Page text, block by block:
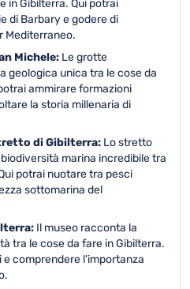
in Gibilterra. Qui potrai
di Barbary e godere di
Mediterraneo.
Michele: Le grotte
geologica unica tra le cose da
ammirare formazioni
la storia millenaria di
di Gibilterra: Lo stretto
marina incredibile tra
potrai nuotare tra pesci
sottomarina del
Il museo racconta la
tra le cose da fare in Gibilterra.
comprendere l'importanza